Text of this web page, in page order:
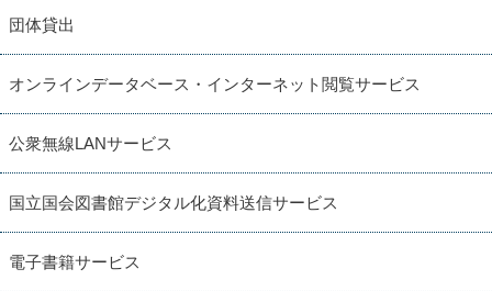
団体貸出
オンラインデータベース・インターネット閲覧サービス
公衆無線LANサービス
国立国会図書館デジタル化資料送信サービス
電子書籍サービス